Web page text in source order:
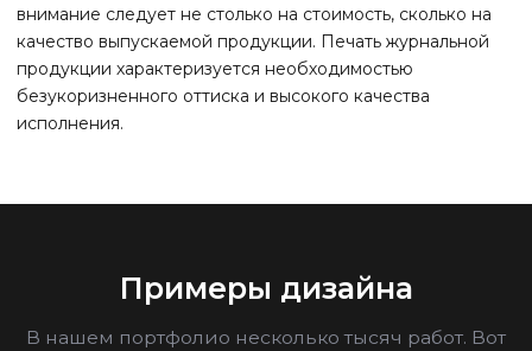
внимание следует не столько на стоимость, сколько на
качество выпускаемой продукции. Печать журнальной
продукции характеризуется необходимостью
безукоризненного оттиска и высокого качества
исполнения.
Примеры дизайна
В нашем портфолио несколько тысяч работ. Вот